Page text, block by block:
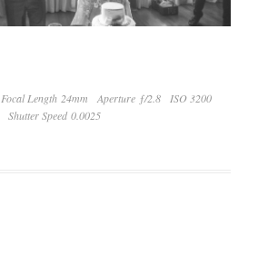
Focal Length 24mm Aperture ƒ/2.8
ISO 3200
Shutter Speed 0.0025